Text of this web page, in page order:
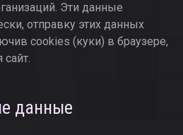
Эти данные
отправку этих данных
cookies (куки) в браузере,
данные